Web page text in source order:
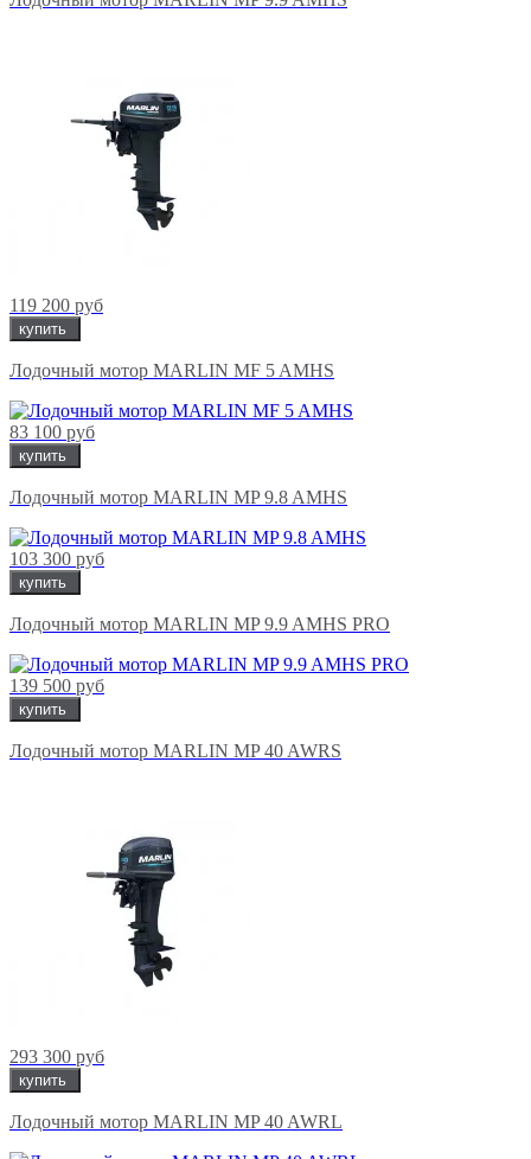
119 200 руб
купить
Лодочный мотор MARLIN MF 5 AMHS
83 100 руб
купить
Лодочный мотор MARLIN MP 9.8 AMHS
103 300 руб
купить
Лодочный мотор MARLIN MP 9.9 AMHS PRO
139 500 руб
купить
Лодочный мотор MARLIN MP 40 AWRS
293 300 руб
купить
Лодочный мотор MARLIN MP 40 AWRL